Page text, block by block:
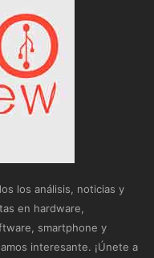
los análisis, noticias y
en hardware,
smartphone y
interesante. ¡Únete a